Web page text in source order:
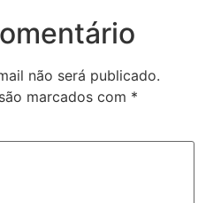
não será publicado.
marcados com *